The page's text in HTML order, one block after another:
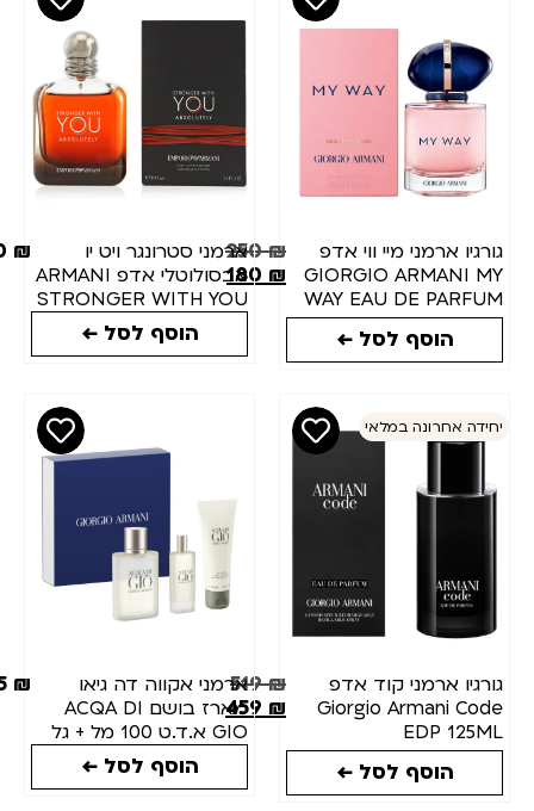
ארמני מיי ווי אדפ
GIORGIO ARMANI
WAY EAU DE
30
250
180 ₪
הוסף לסל ←
ארמני סטרונגר ויט יו
אבסולוטלי אדפ ARMANI
STRONGER WITH YOU
ABSOLUTELY EDP
460
הוסף לסל ←
אחרונה במלאי
ארמני קוד אדפ
Giorgio Armani
EDP
519
459
₪
הוסף לסל ←
ארמני אקווה דה גיאו
מארז בושם ACQA DI
GIO א.ד.ט 100 מל + גל
רחצה 75 מל + אדט 15
385
הוסף לסל ←